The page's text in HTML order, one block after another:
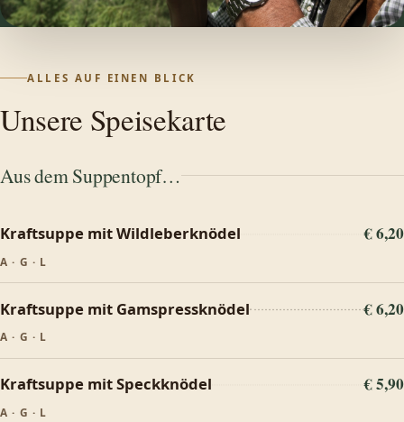
ALLES AUF EINEN BLICK
Unsere Speisekarte
Aus dem Suppentopf…
Kraftsuppe mit Wildleberknödel € 6,20
A · G · L
Kraftsuppe mit Gamspressknödel € 6,20
A · G · L
Kraftsuppe mit Speckknödel € 5,90
A · G · L